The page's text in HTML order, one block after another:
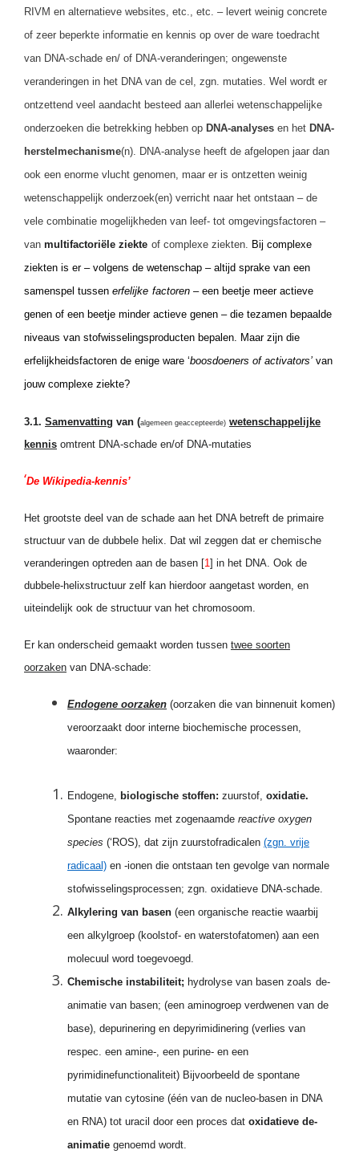
RIVM en alternatieve websites, etc., etc. – levert weinig concrete
of zeer beperkte informatie en kennis op over de ware toedracht
van DNA-schade en/ of DNA-veranderingen; ongewenste
veranderingen in het DNA van de cel, zgn. mutaties. Wel wordt er
ontzettend veel aandacht besteed aan allerlei wetenschappelijke
onderzoeken die betrekking hebben op DNA-analyses en het DNA-
herstelmechanisme(n). DNA-analyse heeft de afgelopen jaar dan
ook een enorme vlucht genomen, maar er is ontzetten weinig
wetenschappelijk onderzoek(en) verricht naar het ontstaan – de
vele combinatie mogelijkheden van leef- tot omgevingsfactoren –
van multifactoriële ziekte of complexe ziekten. Bij complexe
ziekten is er – volgens de wetenschap – altijd sprake van een
samenspel tussen erfelijke factoren – een beetje meer actieve
genen of een beetje minder actieve genen – die tezamen bepaalde
niveaus van stofwisselingsproducten bepalen. Maar zijn die
erfelijkheidsfactoren de enige ware ‘boosdoeners of activators’ van
jouw complexe ziekte?
3.1. Samenvatting van (algemeen geaccepteerde) wetenschappelijke
kennis omtrent DNA-schade en/of DNA-mutaties
‘De Wikipedia-kennis’
Het grootste deel van de schade aan het DNA betreft de primaire
structuur van de dubbele helix. Dat wil zeggen dat er chemische
veranderingen optreden aan de basen [1] in het DNA. Ook de
dubbele-helixstructuur zelf kan hierdoor aangetast worden, en
uiteindelijk ook de structuur van het chromosoom.
Er kan onderscheid gemaakt worden tussen twee soorten
oorzaken van DNA-schade:
Endogene oorzaken (oorzaken die van binnenuit komen)
veroorzaakt door interne biochemische processen,
waaronder:
Endogene, biologische stoffen: zuurstof, oxidatie.
Spontane reacties met zogenaamde reactive oxygen
species (‘ROS), dat zijn zuurstofradicalen (zgn. vrije
radicaal) en -ionen die ontstaan ten gevolge van normale
stofwisselingsprocessen; zgn. oxidatieve DNA-schade.
Alkylering van basen (een organische reactie waarbij
een alkylgroep (koolstof- en waterstofatomen) aan een
molecuul word toegevoegd.
Chemische instabiliteit; hydrolyse van basen zoals de-
animatie van basen; (een aminogroep verdwenen van de
base), depurinering en depyrimidinering (verlies van
respec. een amine-, een purine- en een
pyrimidinefunctionaliteit) Bijvoorbeeld de spontane
mutatie van cytosine (één van de nucleo-basen in DNA
en RNA) tot uracil door een proces dat oxidatieve de-
animatie genoemd wordt.